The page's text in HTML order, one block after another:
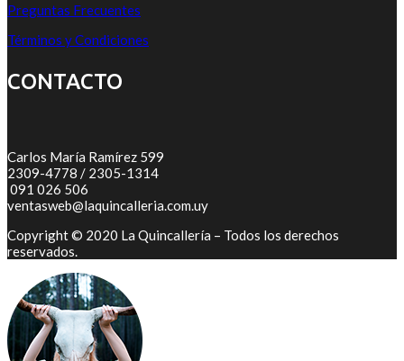
Preguntas Frecuentes
Términos y Condiciones
CONTACTO
Carlos María Ramírez 599
2309-4778 / 2305-1314
091 026 506
ventasweb@laquincalleria.com.uy
Copyright © 2020 La Quincallería – Todos los derechos
reservados.